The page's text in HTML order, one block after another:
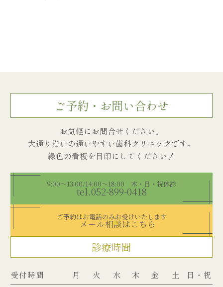
ご予約・お問い合わせ
お気軽にお問合せください。
大通り沿いの通いやすい歯科クリニックです。
9:00～13:00/14:00～18:00 木・日・祝休診
tel.052-899-0418
ご予約はお電話のみお受けいたします
メール相談はこちら
診療時間
受付時間 月 火 水 木 金 土
日・祝